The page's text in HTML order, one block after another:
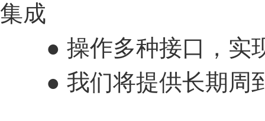
集成
● 操作多种接口，实
● 我们将提供长期周